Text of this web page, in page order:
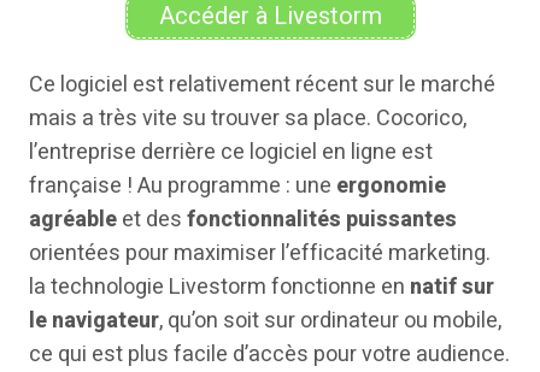
Accéder à Livestorm
Ce logiciel est relativement récent sur le marché
mais a très vite su trouver sa place. Cocorico,
l’entreprise derrière ce logiciel en ligne est
française ! Au programme : une ergonomie
agréableet desfonctionnalités puissantes
orientées pour maximiser l’efficacité marketing.
la technologie Livestorm fonctionne en natif sur
le navigateur, qu’on soit sur ordinateur ou mobile,
ce qui est plus facile d’accès pour votre audience.